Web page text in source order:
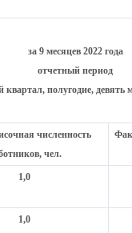
за 9 месяцев 2022 года
отчетный период
квартал, полугодие, девять
численность
чел.
1,0
1,0